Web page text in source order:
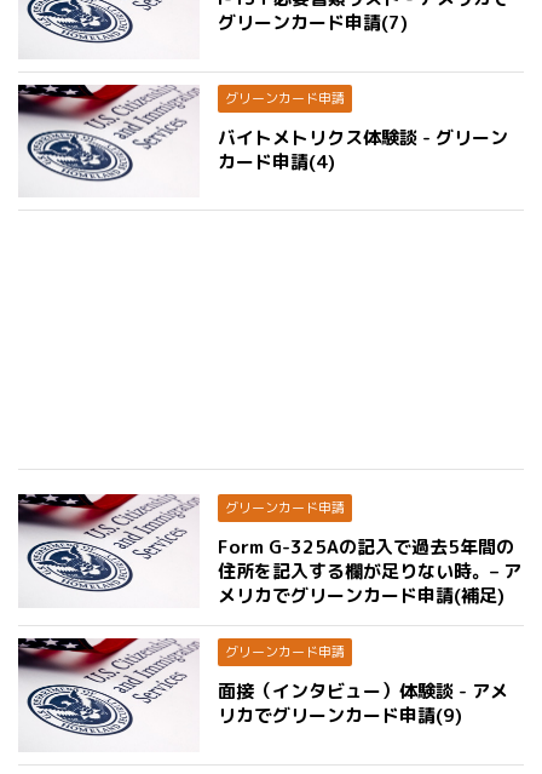
グリーンカード申請(7)
グリーンカード申請
バイトメトリクス体験談 - グリーン
カード申請(4)
グリーンカード申請
Form G-325Aの記入で過去5年間の
住所を記入する欄が足りない時。– ア
メリカでグリーンカード申請(補足)
グリーンカード申請
面接（インタビュー）体験談 - アメ
リカでグリーンカード申請(9)